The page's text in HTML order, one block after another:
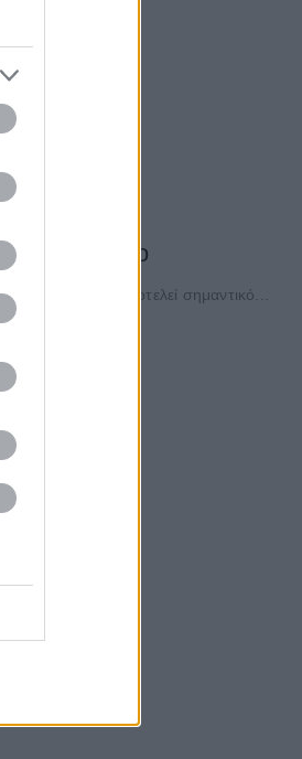
κολύμβησης,...
Βερολίνο
το οποίο αποτελεί σημαντικό...